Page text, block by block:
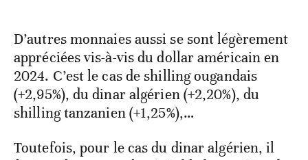
D’autres monnaies aussi se sont légèrement
appréciées vis-à-vis du dollar américain en
2024. C’est le cas de shilling ougandais
(+2,95%), du dinar algérien (+2,20%), du
shilling tanzanien (+1,25%),…
Toutefois, pour le cas du dinar algérien, il